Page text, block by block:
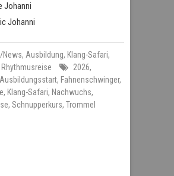
Johanni
Johanni
News, Ausbildung, Klang-Safari,
Rhythmusreise 2026,
Ausbildungsstart, Fahnenschwinger,
, Klang-Safari, Nachwuchs,
, Schnupperkurs, Trommel